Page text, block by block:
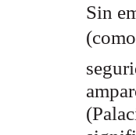
Sin